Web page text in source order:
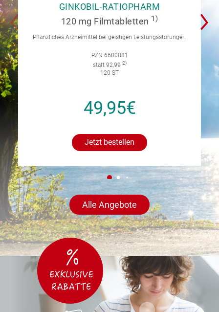
GINKOBIL-RATIOPHARM
120 mg Filmtabletten 1)
Pflanzliches Arzneimittel bei geistigen Leistungsstörungen und Durchblutungsstörungen.
PZN 6680881
statt 92,99 2)
120 ST
49,95€
Jetzt bestellen
Alle Angebote